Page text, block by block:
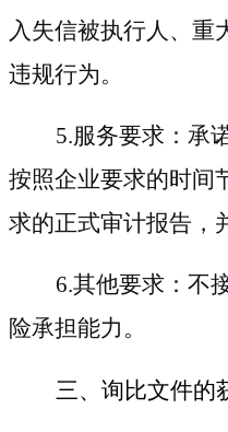
入失信被执行人、重
违规行为。
5.服务要求：承
按照企业要求的时间
求的正式审计报告，
6.其他要求：不
险承担能力。
三、 询比文件的